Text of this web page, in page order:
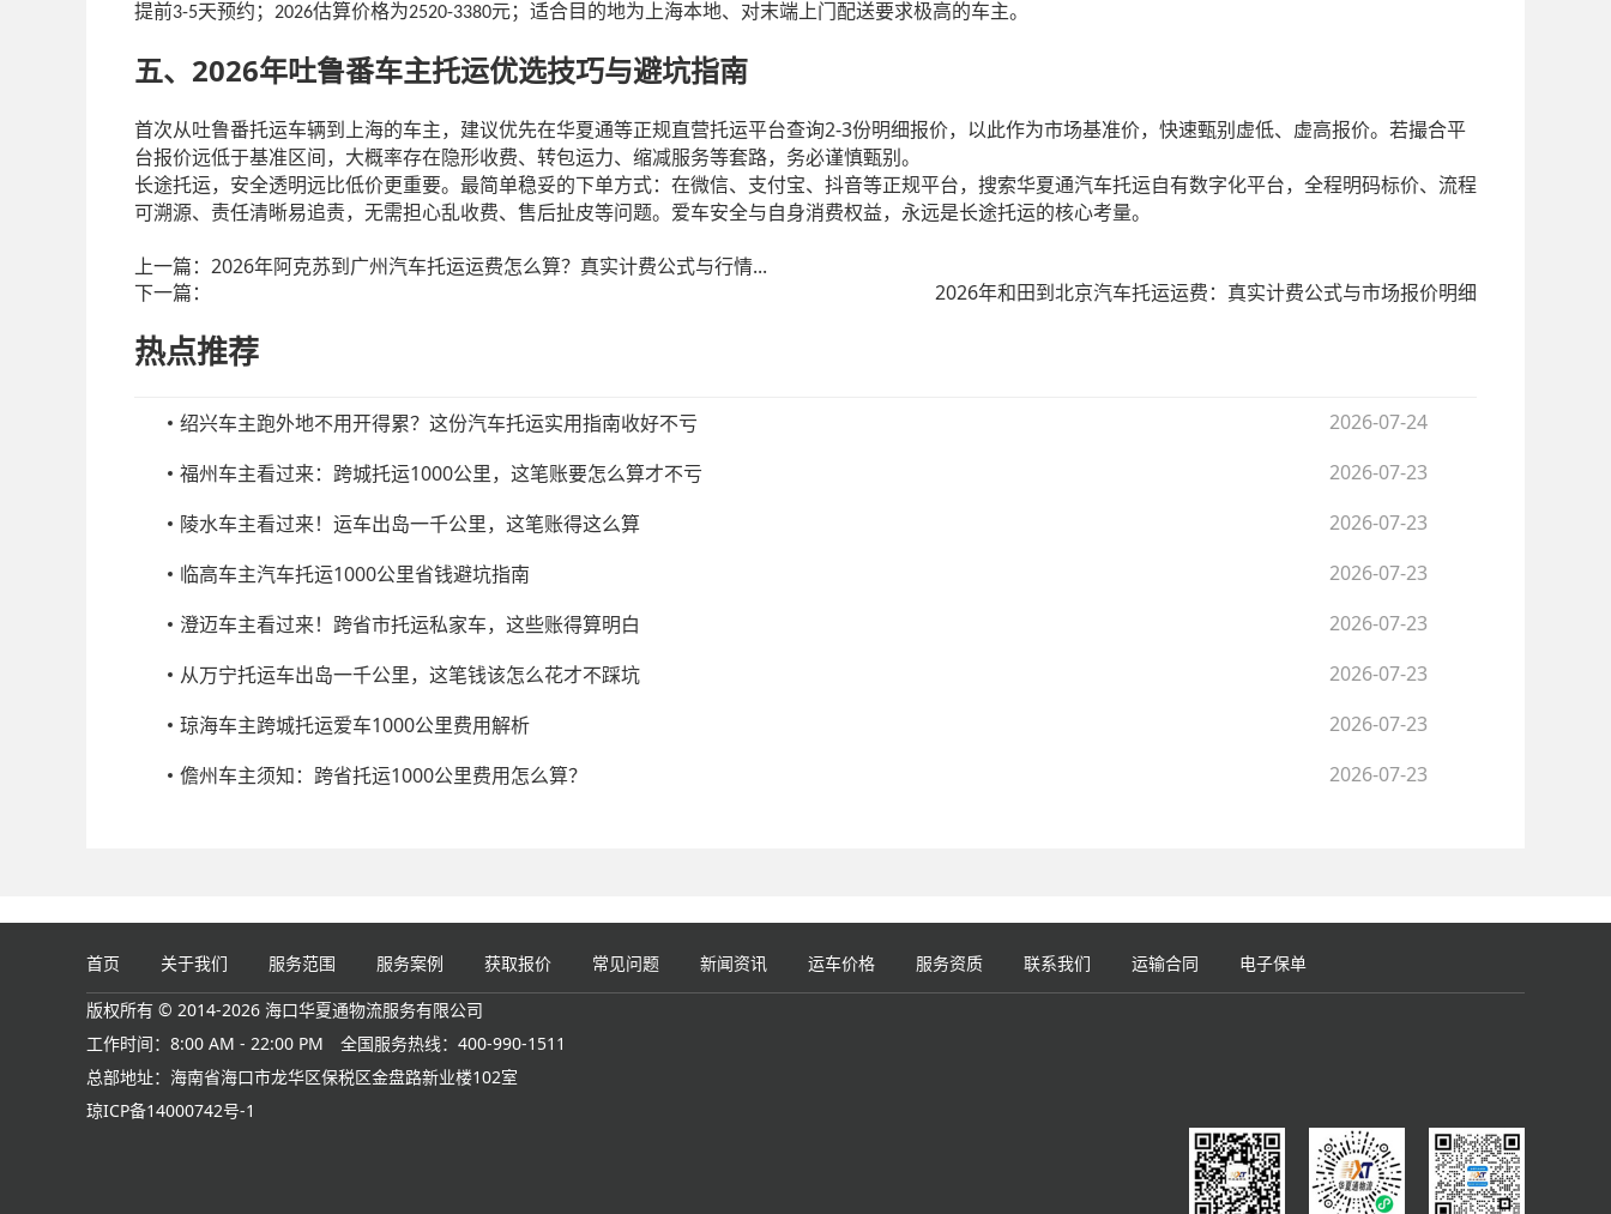
提前3-5天预约； 2026估算价格为2520-3380元；适合目的地为上海本地、对末端上门配送要求极高的车主。
五、 2026年吐鲁番车主托运优选技巧与避坑指南
首次从吐鲁番托运车辆到上海的车主，建议优先在华夏通等正规直营托运平台查询2-3份明细报价，以此作为市场基准价，快速甄别虚低、虚高报价。若撮合平
台报价远低于基准区间，大概率存在隐形收费、转包运力、缩减服务等套路，务必谨慎甄别。
长途托运，安全透明远比低价更重要。最简单稳妥的下单方式：在微信、支付宝、抖音等正规平台，搜索华夏通汽车托运自有数字化平台，全程明码标价、流程
可溯源、责任清晰易追责，无需担心乱收费、售后扯皮等问题。爱车安全与自身消费权益，永远是长途托运的核心考量。
上一篇： 2026年阿克苏到广州汽车托运运费怎么算？真实计费公式与行情...
下一篇：
2026年和田到北京汽车托运运费：真实计费公式与市场报价明细
热点推荐
绍兴车主跑外地不用开得累？这份汽车托运实用指南收好不亏
2026-07-24
福州车主看过来：跨城托运1000公里，这笔账要怎么算才不亏
2026-07-23
陵水车主看过来！运车出岛一千公里，这笔账得这么算
2026-07-23
临高车主汽车托运1000公里省钱避坑指南
2026-07-23
澄迈车主看过来！跨省市托运私家车，这些账得算明白
2026-07-23
从万宁托运车出岛一千公里，这笔钱该怎么花才不踩坑
2026-07-23
琼海车主跨城托运爱车1000公里费用解析
2026-07-23
儋州车主须知：跨省托运1000公里费用怎么算？
2026-07-23
首页 关于我们 服务范围 服务案例 获取报价 常见问题 新闻资讯 运车价格 服务资质 联系我们 运输合同 电子保单
版权所有 © 2014-2026 海口华夏通物流服务有限公司
工作时间：8:00 AM - 22:00 PM
全国服务热线：400-990-1511
总部地址：海南省海口市龙华区保税区金盘路新业楼102室
琼ICP备14000742号-1